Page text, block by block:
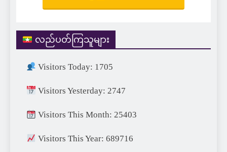
လည်ပတ်ကြသူများ
Visitors Today: 1705
Visitors Yesterday: 2747
Visitors This Month: 25403
Visitors This Year: 689716